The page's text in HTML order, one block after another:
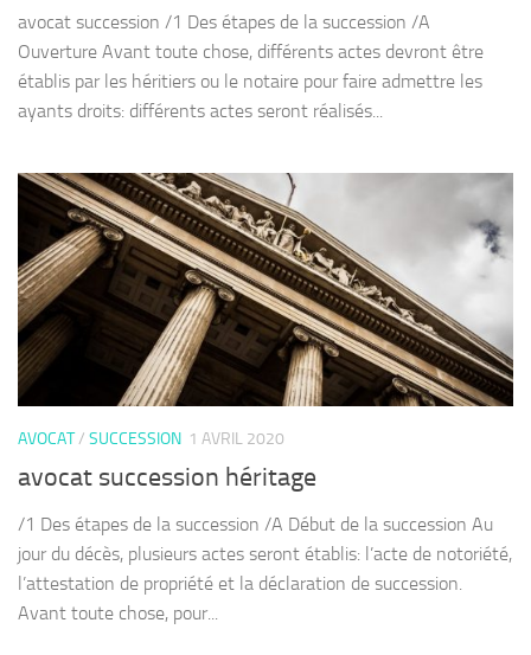
avocat succession /1 Des étapes de la succession /A
Ouverture Avant toute chose, différents actes devront être
établis par les héritiers ou le notaire pour faire admettre les
ayants droits: différents actes seront réalisés...
AVOCAT/ SUCCESSION 1 AVRIL 2020
avocat succession héritage
/1 Des étapes de la succession /A Début de la succession Au
jour du décès, plusieurs actes seront établis: l’acte de notoriété,
l’attestation de propriété et la déclaration de succession.
Avant toute chose, pour...